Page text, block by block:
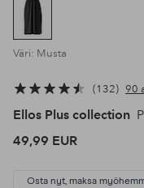
Väri: Musta
132 90
Ellos Plus collection
49,99 EUR
Osta nyt, maksa